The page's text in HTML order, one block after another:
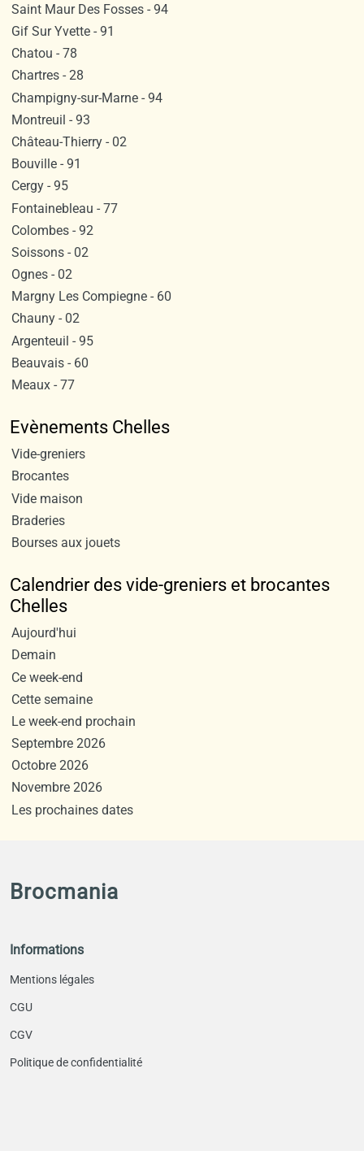
Saint Maur Des Fosses - 94
Gif Sur Yvette - 91
Chatou - 78
Chartres - 28
Champigny-sur-Marne - 94
Montreuil - 93
Château-Thierry - 02
Bouville - 91
Cergy - 95
Fontainebleau - 77
Colombes - 92
Soissons - 02
Ognes - 02
Margny Les Compiegne - 60
Chauny - 02
Argenteuil - 95
Beauvais - 60
Meaux - 77
Evènements Chelles
Vide-greniers
Brocantes
Vide maison
Braderies
Bourses aux jouets
Calendrier des vide-greniers et brocantes
Chelles
Aujourd'hui
Demain
Ce week-end
Cette semaine
Le week-end prochain
Septembre 2026
Octobre 2026
Novembre 2026
Les prochaines dates
Brocmania
Informations
Mentions légales
CGU
CGV
Politique de confidentialité